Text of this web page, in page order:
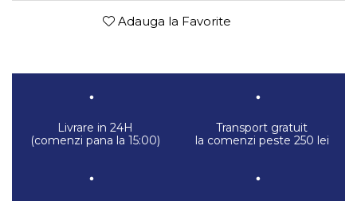
Adauga la Favorite
Livrare in 24H
(comenzi pana la 15:00)
Transport gratuit
la comenzi peste 250 lei